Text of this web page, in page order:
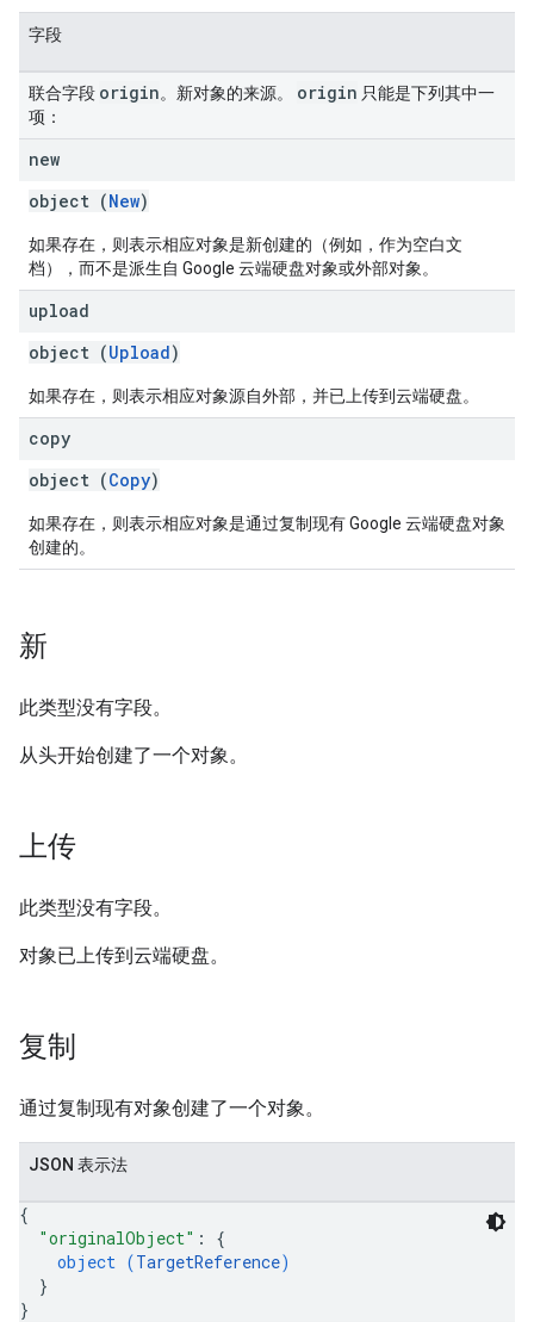
字段
联合字段 origin。新对象的来源。 origin 只能是下列其中一
项：
new
object (New)
如果存在，则表示相应对象是新创建的（例如，作为空白文
档），而不是派生自 Google 云端硬盘对象或外部对象。
upload
object (Upload)
如果存在，则表示相应对象源自外部，并已上传到云端硬盘。
copy
object (Copy)
如果存在，则表示相应对象是通过复制现有 Google 云端硬盘对象
创建的。
新
此类型没有字段。
从头开始创建了一个对象。
上传
此类型没有字段。
对象已上传到云端硬盘。
复制
通过复制现有对象创建了一个对象。
JSON 表示法
{
"originalObject" : {
object (TargetReference)
}
}